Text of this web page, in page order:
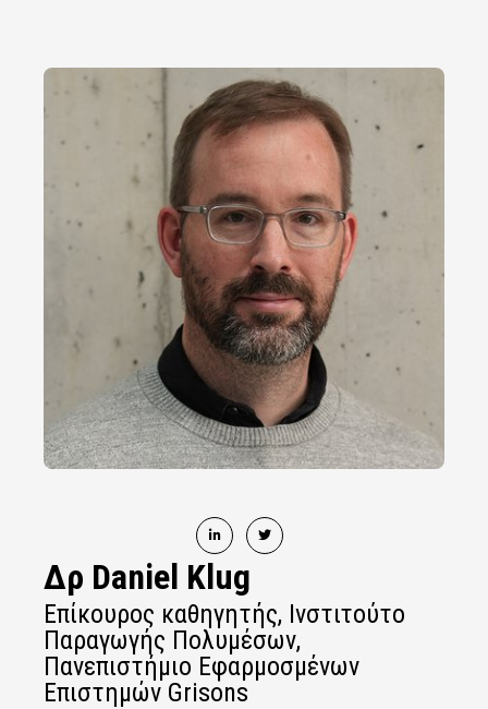
Δρ Daniel Klug
Επίκουρος καθηγητής, Ινστιτούτο
Παραγωγής Πολυμέσων,
Πανεπιστήμιο Εφαρμοσμένων
Επιστημών Grisons